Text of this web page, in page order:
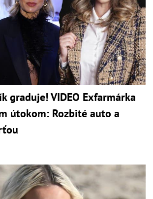
graduje! VIDEO Exfarmárka
útokom: Rozbité auto a